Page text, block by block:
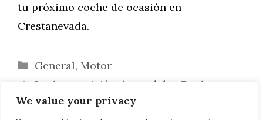
We value your privacy
tu próximo coche de ocasión en
Crestanevada.
Categorías
General, Motor
La desaparición de modelos Ford
provoca despidos masivos